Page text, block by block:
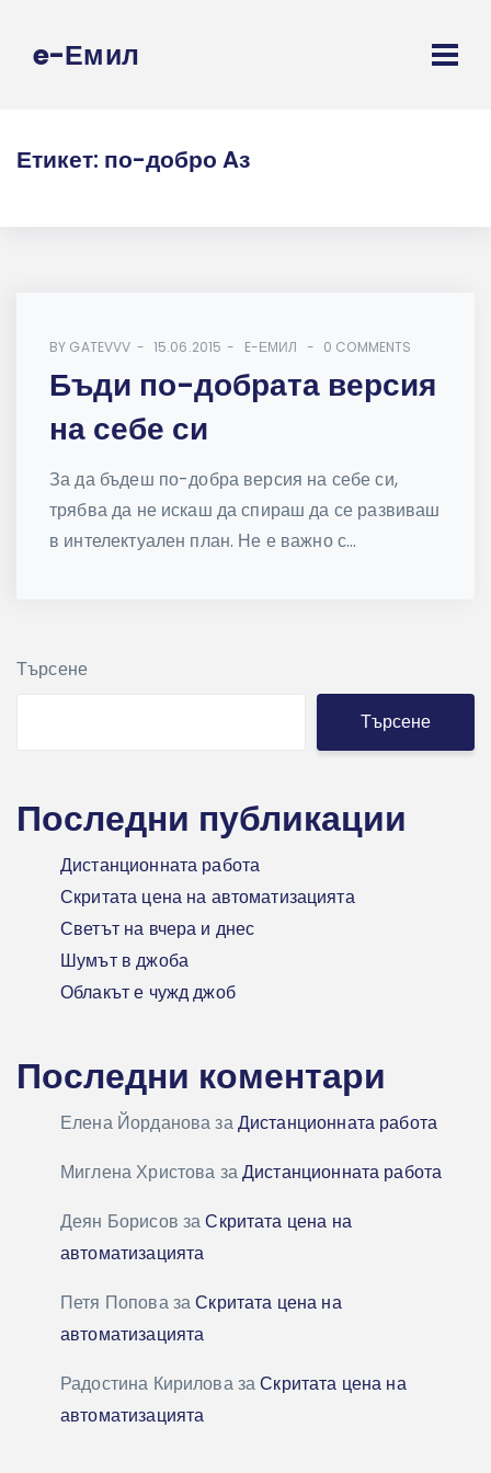
e-Емил
Етикет: по-добро Aз
BY GATEVVV 15.06.2015 E-ЕМИЛ 0 COMMENTS
Бъди по-добрата версия
на себе си
За да бъдеш по-добра версия на себе си,
трябва да не искаш да спираш да се развиваш
в интелектуален план. Не е важно с...
Търсене
Търсене
Последни публикации
Дистанционната работа
Скритата цена на автоматизацията
Светът на вчера и днес
Шумът в джоба
Облакът е чужд джоб
Последни коментари
Елена ЙордановазаДистанционната работа
Миглена Христова заДистанционната работа
Деян Борисов заСкритата цена на
автоматизацията
Петя ПоповазаСкритата цена на
автоматизацията
Радостина КириловазаСкритата цена на
автоматизацията